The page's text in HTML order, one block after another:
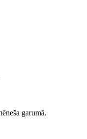
garumā.